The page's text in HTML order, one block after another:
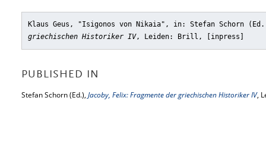
Klaus Geus, "Isigonos von Nikaia" , in: Stefan Schorn
griechischen Historiker IV, Leiden: Brill, [inpress]
PUBLISHED IN
Stefan Schorn (Ed.), Jacoby, Felix: Fragmente der griechischen Historiker IV,